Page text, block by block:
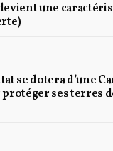
une
se dotera d’une
ses terres